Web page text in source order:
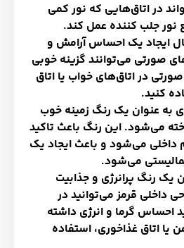
در اتاق‌هایی که نور کمی
نور جلب کننده عمل کند.
ایجاد یک احساس آرامش و
صورتی می‌توانند گزینه خوبی
در اتاق‌های خواب یا اتاق
کنید.
به عنوان یک رنگ زمینه خوب
می‌شود. این رنگ باعث تاکید
داخلی می‌شود و باعث ایجاد یک
می‌شود.
یک رنگ پرانرژی و جذابیت
داخلی قرمز می‌توانید در
احساس گرما و انرژی داشته
یا اتاق غذاخوری، استفاده